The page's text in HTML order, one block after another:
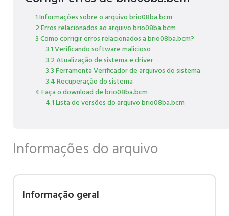
1 Informações sobre o arquivo brio08ba.bcm
2 Erros relacionados ao arquivo brio08ba.bcm
3 Como corrigir erros relacionados a brio08ba.bcm?
3.1 Verificando software malicioso
3.2 Atualização de sistema e driver
3.3 Ferramenta Verificador de arquivos do sistema
3.4 Recuperação do sistema
4 Faça o download de brio08ba.bcm
4.1 Lista de versões do arquivo brio08ba.bcm
Informações do arquivo
Informação geral